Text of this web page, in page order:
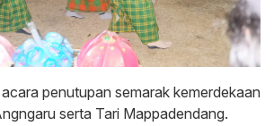
penutupan semarak kemerdekaan
serta Tari Mappadendang.